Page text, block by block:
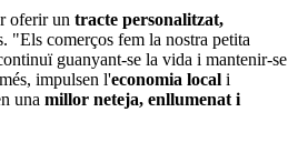
oferir un tracte personalitzat,
"Els comerços fem la nostra petita
guanyant-se la vida i mantenir-se
impulsen l'economia local i
una millor neteja, enllumenat i